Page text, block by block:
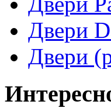
Двери
Двери